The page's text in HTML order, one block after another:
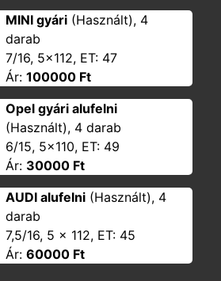
MINI gyári (Használt), 4
darab
7/16, 5x112, ET: 47
Ár:100000 Ft
Opel gyári alufelni
(Használt), 4 darab
6/15, 5x110, ET: 49
Ár: 30000 Ft
AUDI alufelni (Használt), 4
darab
7,5/16, 5 x 112, ET: 45
Ár:60000 Ft